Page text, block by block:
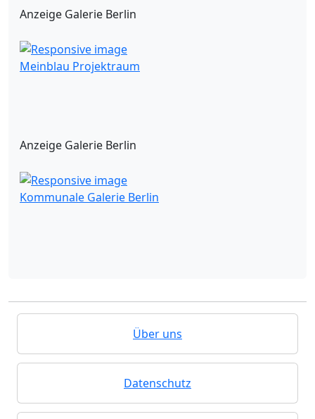
Anzeige Galerie Berlin
Meinblau Projektraum
Anzeige Galerie Berlin
Kommunale Galerie Berlin
Über uns
Datenschutz